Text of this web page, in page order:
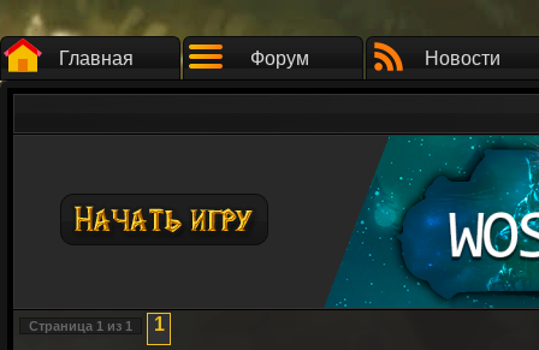
Главная Форум Новости
Страница 1 из 1 1